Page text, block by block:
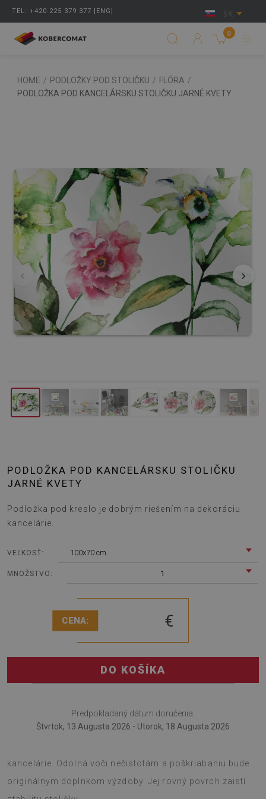
TEL: +420 225 379 377 [ENG] SK
0
HOME / PODLOŽKY POD STOLIČKU / FLÓRA /
PODLOŽKA POD KANCELÁRSKU STOLIČKU JARNÉ KVETY
‹ ›
PODLOŽKA POD KANCELÁRSKU STOLIČKU
JARNÉ KVETY
Podložka pod kreslo je dobrým riešením na dekoráciu
kancelárie.
VEĽKOSŤ: 100x70 cm
MNOŽSTVO: 1
CENA: €
DO KOŠÍKA
Predpokladaný dátum doručenia:
Štvrtok, 13 Augusta 2026 - Utorok, 18 Augusta 2026
kancelárie. Odolná voči nečistotám a poškriabaniu bude
originálnym doplnkom výzdoby. Jej rovný povrch zaistí